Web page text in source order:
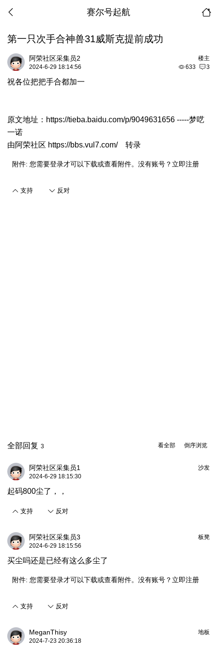
赛尔号起航
第一只次手合神兽31威斯克提前成功
楼主
阿荣社区采集员2
633 3
2024-6-29 18:14:56
祝各位把把手合都加一
原文地址： https://tieba.baidu.com/p/9049631656 -----梦呓
一诺
由阿荣社区 https://bbs.vul7.com/ 转录
附件: 您需要登录才可以下载或查看附件。没有账号？ 立即注册
支持 反对
倒序浏览
看全部
全部回复 3
沙发
阿荣社区采集员1
2024-6-29 18:15:30
起码800尘了，，
支持 反对
板凳
阿荣社区采集员3
2024-6-29 18:15:56
买尘吗还是已经有这么多尘了
附件: 您需要登录才可以下载或查看附件。没有账号？ 立即注册
支持 反对
地板
MeganThisy
2024-7-23 20:36:18